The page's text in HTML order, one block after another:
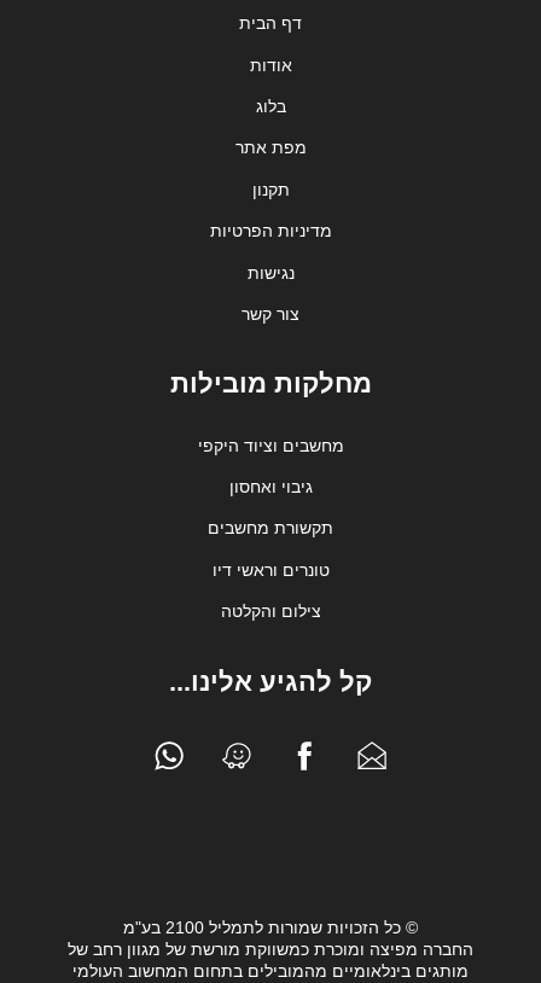
דף הבית
אודות
בלוג
מפת אתר
תקנון
מדיניות הפרטיות
נגישות
צור קשר
מחלקות מובילות
מחשבים וציוד היקפי
גיבוי ואחסון
תקשורת מחשבים
טונרים וראשי דיו
צילום והקלטה
קל להגיע אלינו...
© כל הזכויות שמורות לתמליל 2100 בע"מ
החברה מפיצה ומוכרת כמשווקת מורשת של מגוון רחב של
מותגים בינלאומיים מהמובילים בתחום המחשוב העולמי